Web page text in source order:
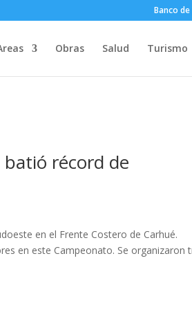
Banco
Obras Salud Turismo
récord de
en el Frente Costero de Carhué.
en este Campeonato. Se organizaron